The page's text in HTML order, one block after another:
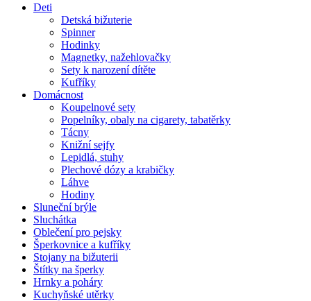
Deti
Detská bižuterie
Spinner
Hodinky
Magnetky, nažehlovačky
Sety k narození dítěte
Kufříky
Domácnost
Koupelnové sety
Popelníky, obaly na cigarety, tabatěrky
Tácny
Knižní sejfy
Lepidlá, stuhy
Plechové dózy a krabičky
Láhve
Hodiny
Sluneční brýle
Sluchátka
Oblečení pro pejsky
Šperkovnice a kufříky
Stojany na bižuterii
Štítky na šperky
Hrnky a poháry
Kuchyňské utěrky